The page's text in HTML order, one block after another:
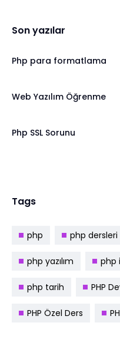
Son yazılar
Php para formatlama
Web Yazılım Öğrenme
Php SSL Sorunu
Tags
php php dersleri
php yazılım php
php tarih PHP
PHP Özel Ders